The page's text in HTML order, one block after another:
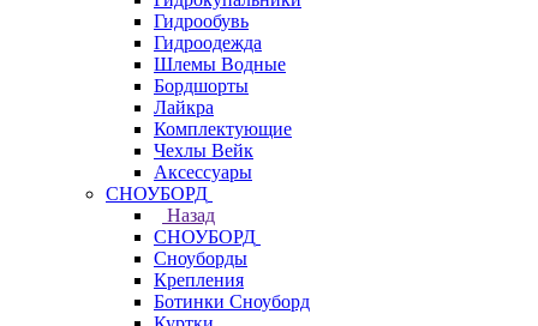
Гидрообувь
Гидроодежда
Шлемы Водные
Бордшорты
Лайкра
Комплектующие
Чехлы Вейк
Аксессуары
СНОУБОРД
Назад
СНОУБОРД
Сноуборды
Крепления
Ботинки Сноуборд